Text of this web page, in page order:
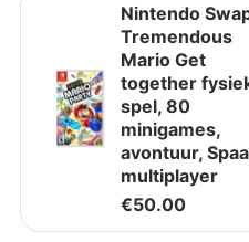
Nintendo
Tremendous
Mario Get
together
spel, 80
minigames,
avontuur,
multiplayer
€50.00